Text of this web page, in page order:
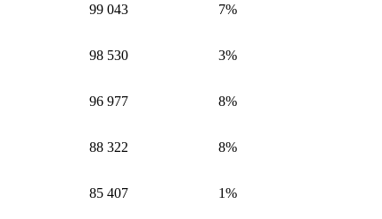
99 043 7%
98 530 3%
96 977 8%
88 322 8%
85 407 1%